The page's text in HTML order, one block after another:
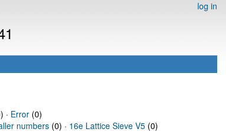
log in
· Error(0)
numbers (0) · 16e Lattice Sieve V5 (0)